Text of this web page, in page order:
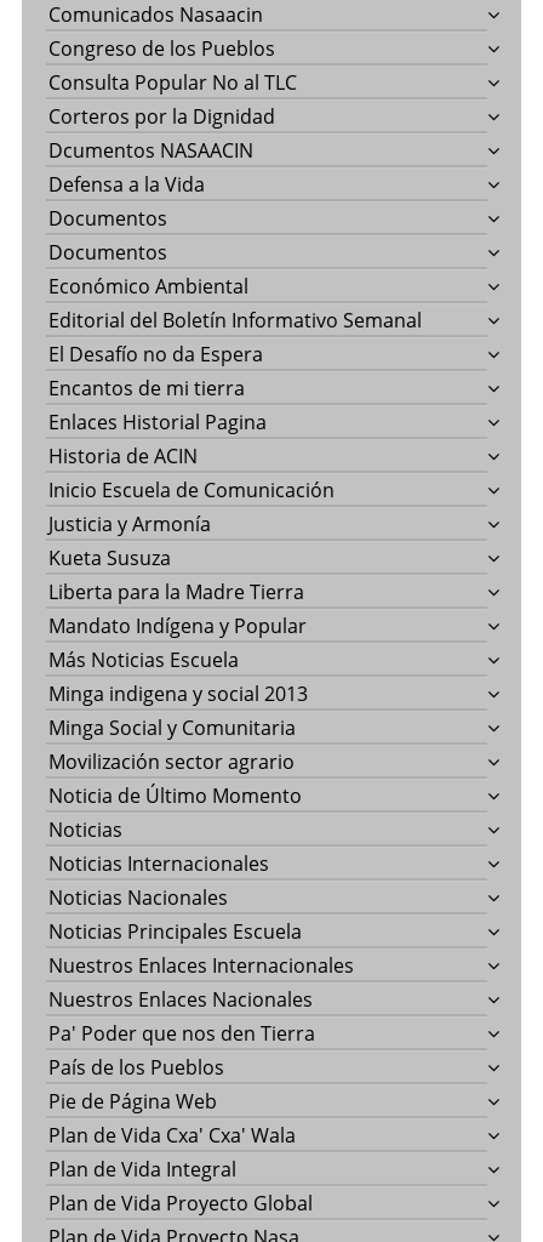
Comunicados Nasaacin
Congreso de los Pueblos
Consulta Popular No al TLC
Corteros por la Dignidad
Dcumentos NASAACIN
Defensa a la Vida
Documentos
Documentos
Económico Ambiental
Editorial del Boletín Informativo Semanal
El Desafío no da Espera
Encantos de mi tierra
Enlaces Historial Pagina
Historia de ACIN
Inicio Escuela de Comunicación
Justicia y Armonía
Kueta Susuza
Liberta para la Madre Tierra
Mandato Indígena y Popular
Más Noticias Escuela
Minga indigena y social 2013
Minga Social y Comunitaria
Movilización sector agrario
Noticia de Último Momento
Noticias
Noticias Internacionales
Noticias Nacionales
Noticias Principales Escuela
Nuestros Enlaces Internacionales
Nuestros Enlaces Nacionales
Pa' Poder que nos den Tierra
País de los Pueblos
Pie de Página Web
Plan de Vida Cxa' Cxa' Wala
Plan de Vida Integral
Plan de Vida Proyecto Global